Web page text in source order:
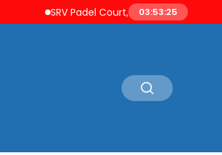
SRV Padel Court, 24 Ülkeye İhracat
03:53:26